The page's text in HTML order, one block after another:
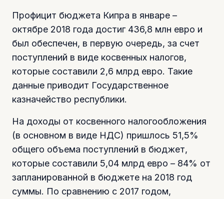
Профицит бюджета Кипра в январе –
октябре 2018 года достиг 436,8 млн евро и
был обеспечен, в первую очередь, за счет
поступлений в виде косвенных налогов,
которые составили 2,6 млрд евро. Такие
данные приводит Государственное
казначейство республики.
На доходы от косвенного налогообложения
(в основном в виде НДС) пришлось 51,5%
общего объема поступлений в бюджет,
которые составили 5,04 млрд евро – 84% от
запланированной в бюджете на 2018 год
суммы. По сравнению с 2017 годом,